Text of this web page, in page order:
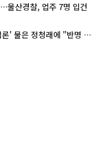
울산경찰, 업주 7명 입건
' 물은 정청래에 "반명 커